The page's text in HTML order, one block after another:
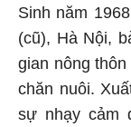
Sinh năm
(cũ), Hà Nội,
gian nông
chăn nuôi.
sự nhạy cảm